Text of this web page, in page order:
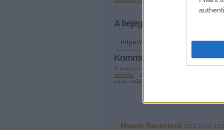
A bejegyzés trackback címe:
https://atlatszo.blog.hu/api/
Kommentek:
A hozzászólások a
technikai üzemeltetője semmilyen
szerkesztőjéhez. Részletek a
Mareth Ravenlock 2012.12.06.